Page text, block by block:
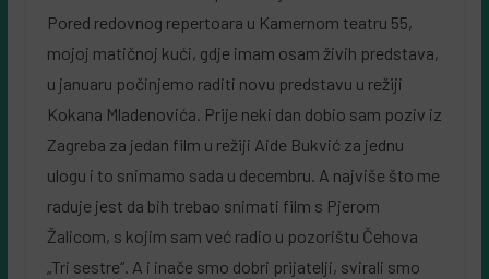
Pored redovnog repertoara u Kamernom teatru 55,
mojoj matičnoj kući, gdje imam osam živih predstava,
u januaru počinjemo raditi novu predstavu u režiji
Kokana Mladenovića. Prije neki dan dobio sam poziv iz
Zagreba za jedan film u režiji Aide Bukvić za jednu
ulogu i to snimamo sada u decembru. A najviše što me
raduje jest da bih trebao snimati film s Pjerom
Žalicom, s kojim sam već radio u pozorištu Čehova
„Tri sestre“. A i inače smo dobri prijatelji, svirali smo